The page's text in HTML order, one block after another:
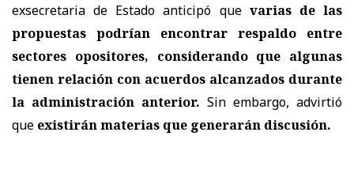
exsecretaria de Estado anticipó que varias de las
propuestas podrían encontrar respaldo entre
sectores opositores, considerando que algunas
tienen relación con acuerdos alcanzados durante
la administración anterior. Sin embargo, advirtió
que existirán materias que generarán discusión.